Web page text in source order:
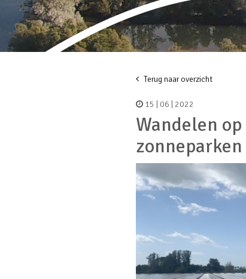
Terug naar overzicht
15 | 06 | 2022
Wandelen